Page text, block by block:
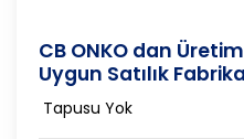
CB ONKO dan
Uygun Satılık
Tapusu Yok